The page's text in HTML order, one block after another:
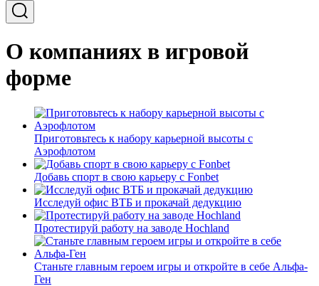
О компаниях в игровой
форме
Приготовьтесь к набору карьерной высоты с
Аэрофлотом
Добавь спорт в свою карьеру с Fonbet
Исследуй офис ВТБ и прокачай дедукцию
Протестируй работу на заводе Hochland
Станьте главным героем игры и откройте в себе Альфа-
Ген